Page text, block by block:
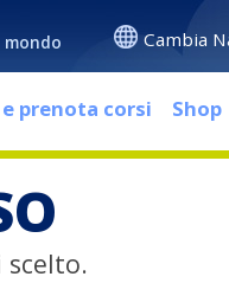
Cambia
e prenota corsi Shop
scelto.